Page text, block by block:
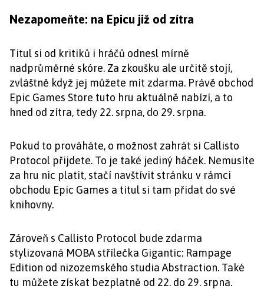
Nezapomeňte: na Epicu již od zítra
Titul si od kritiků i hráčů odnesl mírně
nadprůměrné skóre. Za zkoušku ale určitě stojí,
zvláštně když jej můžete mít zdarma. Právě obchod
Epic Games Store tuto hru aktuálně nabízí, a to
hned od zítra, tedy 22. srpna, do 29. srpna.
Pokud to prováháte, o možnost zahrát si Callisto
Protocol přijdete. To je také jediný háček. Nemusíte
za hru nic platit, stačí navštívit stránku v rámci
obchodu Epic Games a titul si tam přidat do své
knihovny.
Zároveň s Callisto Protocol bude zdarma
stylizovaná MOBA střílečka Gigantic: Rampage
Edition od nizozemského studia Abstraction. Také
tu můžete získat bezplatně od 22. do 29. srpna.